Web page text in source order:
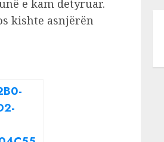
e kam detyruar.
kishte asnjërën